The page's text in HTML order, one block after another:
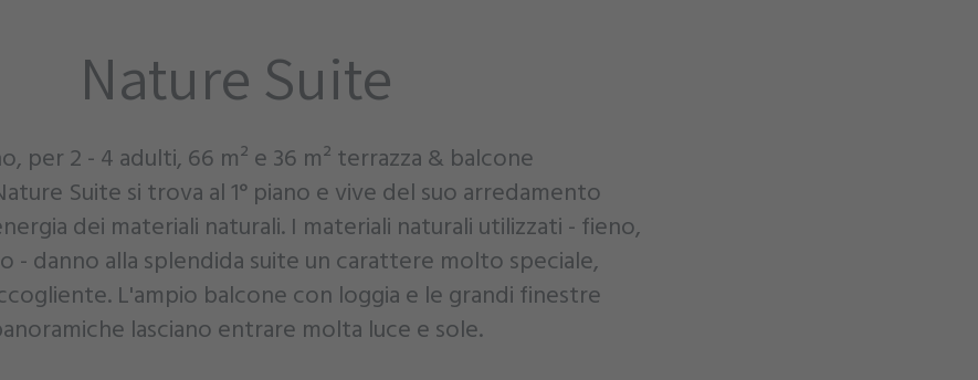
Nature Suite
per 2 - 4 adulti, 66 m² e 36 m² terrazza & balcone
Suite si trova al 1° piano e vive del suo arredamento
dei materiali naturali. I materiali naturali utilizzati - fieno,
- danno alla splendida suite un carattere molto speciale,
L'ampio balcone con loggia e le grandi finestre
lasciano entrare molta luce e sole.